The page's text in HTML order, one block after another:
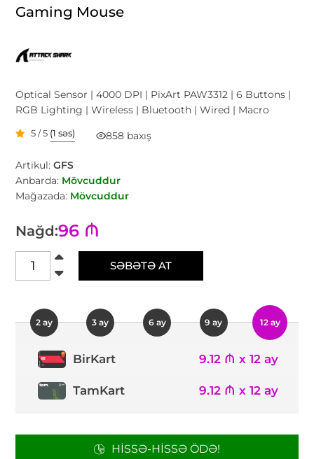
Gaming Mouse
Optical Sensor | 4000 DPI | PixArt PAW3312 | 6 Buttons |
RGB Lighting | Wireless | Bluetooth | Wired | Macro
5 / 5 (1 səs) 858 baxış
Artikul:GFS
Anbarda: Mövcuddur
Mağazada: Mövcuddur
Nağd:96 ₼
SƏBƏTƏ AT
2 ay 3 ay 6 ay 9 ay 12 ay
BirKart 9.12 ₼ x 12 ay
TamKart 9.12 ₼ x 12 ay
HISSƏ-HISSƏ ÖDƏ!